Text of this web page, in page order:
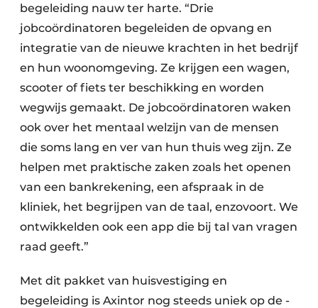
begeleiding nauw ter harte. “Drie
jobcoördinatoren begeleiden de opvang en
integratie van de nieuwe krachten in het bedrijf
en hun woonomgeving. Ze krijgen een wagen,
scooter of fiets ter beschikking en worden
wegwijs gemaakt. De jobcoördinatoren waken
ook over het mentaal welzijn van de mensen
die soms lang en ver van hun thuis weg zijn. Ze
helpen met praktische zaken zoals het openen
van een bankrekening, een afspraak in de
kliniek, het begrijpen van de taal, enzovoort. We
ontwikkelden ook een app die bij tal van vragen
raad geeft.”
Met dit pakket van huisvestiging en
begeleiding is Axintor nog steeds uniek op de ­